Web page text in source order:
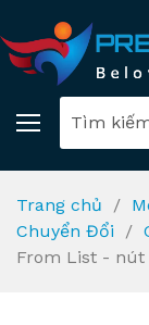
Trang chủ
Chuyển Đổi
From List - nút